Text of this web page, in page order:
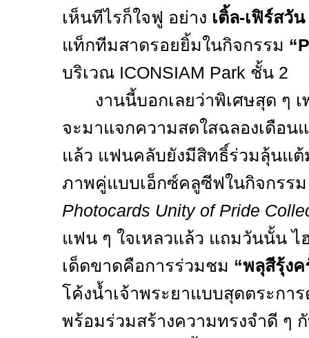
เห็นทีไรก็ใจฟู อย่าง เติ้ล-เฟิร์สวัน
แท็กทีมสาดรอยยิ้มในกิจกรรม
บริเวณ ICONSIAM Park ชั้น 2
งานนี้บอกเลยว่าพิเศษสุด ๆ
จะมาแจกความสดใสฉลองเดือน
แล้ว แฟนคลับยังมีสิทธิ์ร่วมลุ้นแ
ภาพคู่แบบเอ็กซ์คลูซีฟในกิจกรร
Photocards Unity of Pride
แฟน ๆ ใจเหลวแล้ว แถมวันนั้น ไ
เด็ดขาดคือการร่วมชม “พลุสีรุ้งค
โค้งน้ำเจ้าพระยาแบบสุดตระกา
พร้อมร่วมสร้างความทรงจำดี ๆ